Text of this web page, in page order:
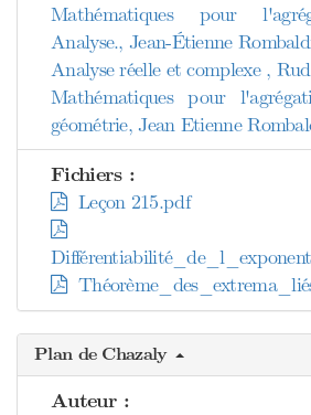
Mathématiques pour
Analyse., Jean-Étienne
Analyse réelle et complexe ,
Mathématiques pour
géométrie, Jean Etienne
Fichiers :
Leçon 215.pdf
Plan de Chazaly
Auteur :